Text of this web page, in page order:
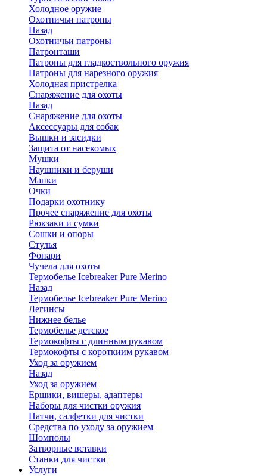
Холодное оружие
Охотничьи патроны
Назад
Охотничьи патроны
Патронташи
Патроны для гладкоствольного оружия
Патроны для нарезного оружия
Холодная пристрелка
Снаряжение для охоты
Назад
Снаряжение для охоты
Аксессуары для собак
Вышки и засидки
Защита от насекомых
Мушки
Наушники и беруши
Манки
Очки
Подарки охотнику
Прочее снаряжение для охоты
Рюкзаки и сумки
Сошки и опоры
Стулья
Фонари
Чучела для охоты
Термобелье Icebreaker Pure Merino
Назад
Термобелье Icebreaker Pure Merino
Легинсы
Нижнее белье
Термобелье детское
Термокофты с длинным рукавом
Термокофты с короткиим рукавом
Уход за оружием
Назад
Уход за оружием
Ершики, вишеры, адаптеры
Наборы для чистки оружия
Патчи, салфетки для чистки
Средства по уходу за оружием
Шомполы
Затворные вставки
Станки для чистки
Услуги